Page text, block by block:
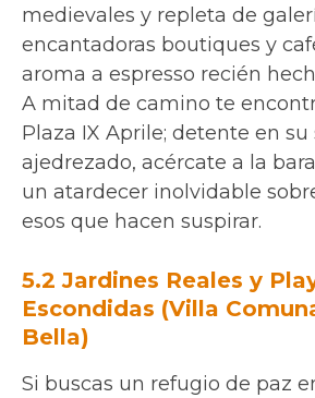
medievales y repleta de
encantadoras boutiques y
aroma a espresso recién
A mitad de camino te
Plaza IX Aprile; detente en su
ajedrezado, acércate a la
un atardecer inolvidable
esos que hacen suspirar.
5.2 Jardines Reales y
Escondidas (Villa
Bella)
Si buscas un refugio de paz